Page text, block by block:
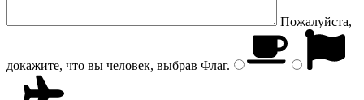
Пожалуйста,
докажите, что вы человек, выбрав Флаг.